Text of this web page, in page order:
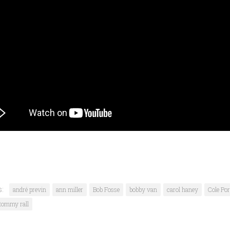
andré previn ann miller Bob Fosse bobby van carol haney Cole
rall